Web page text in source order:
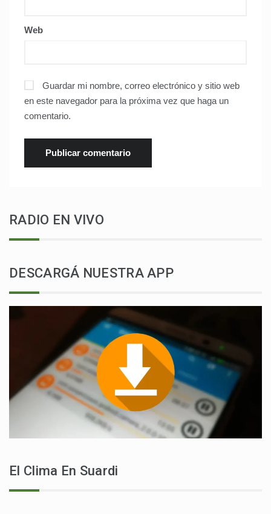
Web
Guardar mi nombre, correo electrónico y sitio web
en este navegador para la próxima vez que haga un
comentario.
RADIO EN VIVO
DESCARGÁ NUESTRA APP
El Clima En Suardi